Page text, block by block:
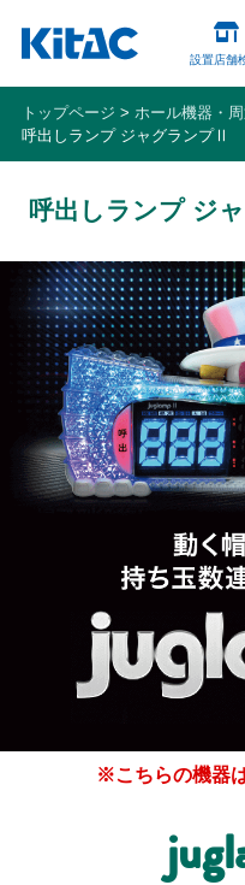
設置店舗
ホール様向け製
ホール関係者様専
パチスロ検定情報
ボルフォースシリ
GOGO! Wi-Fiシ
ファンの皆様
アプリ・ゲーム
Kitac iD
スペシャルコンテ
トップページ
ホール機器・
呼出しランプ ジャグランプⅡ
呼出しランプ ジ
※こちらの機器